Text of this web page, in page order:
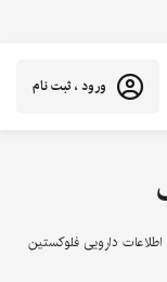
ورود ، ثبت نام
دارویی فلوکستین